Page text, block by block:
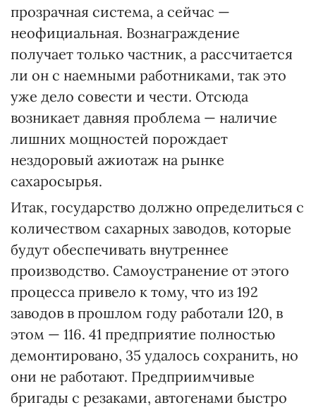
прозрачная система, а сейчас —
неофициальная. Вознаграждение
получает только частник, а рассчитается
ли он с наемными работниками, так это
уже дело совести и чести. Отсюда
возникает давняя проблема — наличие
лишних мощностей порождает
нездоровый ажиотаж на рынке
сахаросырья.
Итак, государство должно определиться с
количеством сахарных заводов, которые
будут обеспечивать внутреннее
производство. Самоустранение от этого
процесса привело к тому, что из 192
заводов в прошлом году работали 120, в
этом — 116. 41 предприятие полностью
демонтировано, 35 удалось сохранить, но
они не работают. Предприимчивые
бригады с резаками, автогенами быстро